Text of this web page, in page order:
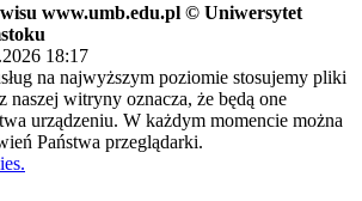
www.umb.edu.pl © Uniwersytet
18:17
na najwyższym poziomie stosujemy pliki
naszej witryny oznacza, że będą one
urządzeniu. W każdym momencie można
Państwa przeglądarki.